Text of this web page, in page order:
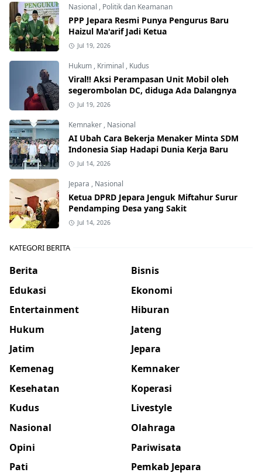
Nasional , Politik dan Keamanan
PPP Jepara Resmi Punya Pengurus Baru
Haizul Ma'arif Jadi Ketua
Jul 19, 2026
Hukum , Kriminal , Kudus
Viral!! Aksi Perampasan Unit Mobil oleh
segerombolan DC, diduga Ada Dalangnya
Jul 19, 2026
Kemnaker , Nasional
AI Ubah Cara Bekerja Menaker Minta SDM
Indonesia Siap Hadapi Dunia Kerja Baru
Jul 14, 2026
Jepara , Nasional
Ketua DPRD Jepara Jenguk Miftahur Surur
Pendamping Desa yang Sakit
Jul 14, 2026
KATEGORI BERITA
Berita
Bisnis
Edukasi
Ekonomi
Entertainment
Hiburan
Hukum
Jateng
Jatim
Jepara
Kemenag
Kemnaker
Kesehatan
Koperasi
Kudus
Livestyle
Nasional
Olahraga
Opini
Pariwisata
Pati
Pemkab Jepara